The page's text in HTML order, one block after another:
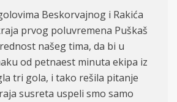
Beskorvajnog i Rakića
prvog poluvremena Puškaš
našeg tima, da bi u
od petnaest minuta ekipa iz
tri gola, i tako rešila pitanje
susreta uspeli smo samo